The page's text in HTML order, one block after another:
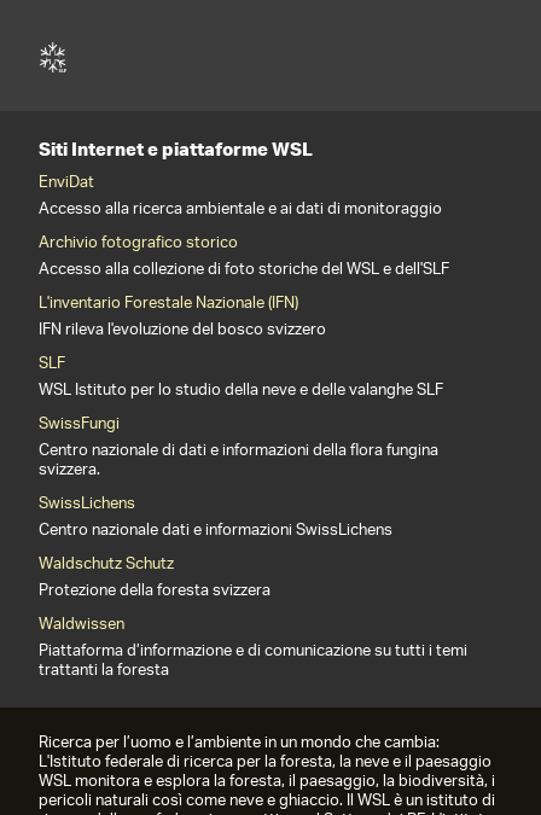
Siti Internet e piattaforme WSL
EnviDat
Accesso alla ricerca ambientale e ai dati di monitoraggio
Archivio fotografico storico
Accesso alla collezione di foto storiche del WSL e dell'SLF
L'inventario Forestale Nazionale (IFN)
IFN rileva l'evoluzione del bosco svizzero
SLF
WSL Istituto per lo studio della neve e delle valanghe SLF
SwissFungi
Centro nazionale di dati e informazioni della flora fungina
svizzera.
SwissLichens
Centro nazionale dati e informazioni SwissLichens
Waldschutz Schutz
Protezione della foresta svizzera
Waldwissen
Piattaforma d’informazione e di comunicazione su tutti i temi
trattanti la foresta
Ricerca per l’uomo e l’ambiente in un mondo che cambia:
L'Istituto federale di ricerca per la foresta, la neve e il paesaggio
WSL monitora e esplora la foresta, il paesaggio, la biodiversità, i
pericoli naturali così come neve e ghiaccio. Il WSL è un istituto di